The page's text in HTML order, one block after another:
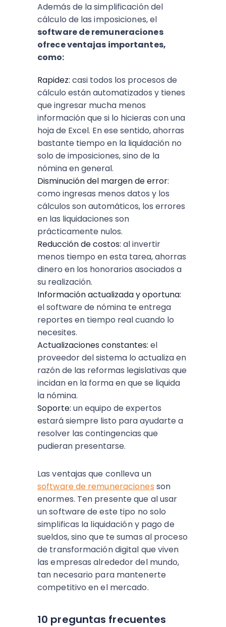
Además de la simplificación del
cálculo de las imposiciones, el
software de remuneraciones
ofrece ventajas importantes,
como:
Rapidez: casi todos los procesos de
cálculo están automatizados y tienes
que ingresar mucha menos
información que si lo hicieras con una
hoja de Excel. En ese sentido, ahorras
bastante tiempo en la liquidación no
solo de imposiciones, sino de la
nómina en general.
Disminución del margen de error:
como ingresas menos datos y los
cálculos son automáticos, los errores
en las liquidaciones son
prácticamente nulos.
Reducción de costos: al invertir
menos tiempo en esta tarea, ahorras
dinero en los honorarios asociados a
su realización.
Información actualizada y oportuna:
el software de nómina te entrega
reportes en tiempo real cuando lo
necesites.
Actualizaciones constantes: el
proveedor del sistema lo actualiza en
razón de las reformas legislativas que
incidan en la forma en que se liquida
la nómina.
Soporte: un equipo de expertos
estará siempre listo para ayudarte a
resolver las contingencias que
pudieran presentarse.
Las ventajas que conlleva un
software de remuneraciones son
enormes. Ten presente que al usar
un software de este tipo no solo
simplificas la liquidación y pago de
sueldos, sino que te sumas al proceso
de transformación digital que viven
las empresas alrededor del mundo,
tan necesario para mantenerte
competitivo en el mercado.
10 preguntas frecuentes